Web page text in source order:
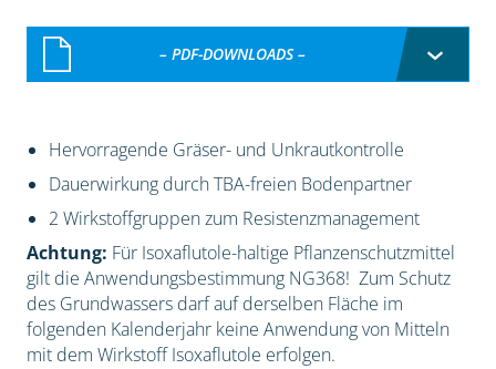
– PDF-DOWNLOADS –
Hervorragende Gräser- und Unkrautkontrolle
Dauerwirkung durch TBA-freien Bodenpartner
2 Wirkstoffgruppen zum Resistenzmanagement
Achtung: Für Isoxaflutole-haltige Pflanzenschutzmittel
gilt die Anwendungsbestimmung NG368! Zum Schutz
des Grundwassers darf auf derselben Fläche im
folgenden Kalenderjahr keine Anwendung von Mitteln
mit dem Wirkstoff Isoxaflutole erfolgen.